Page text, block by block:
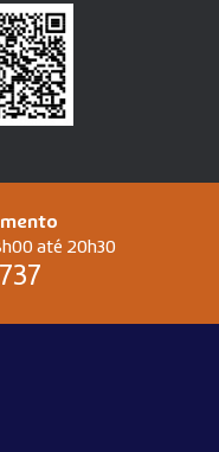
até 20h30